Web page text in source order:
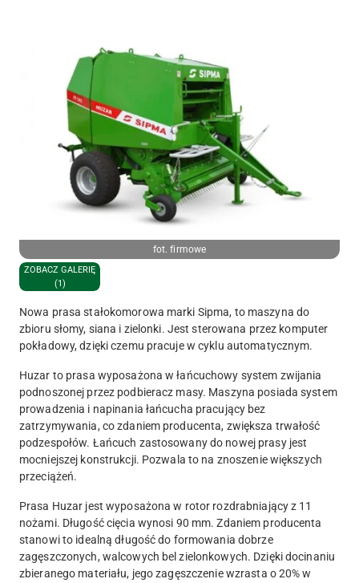
fot. firmowe
ZOBACZ GALERIĘ
(1)
Nowa prasa stałokomorowa marki Sipma, to maszyna do
zbioru słomy, siana i zielonki. Jest sterowana przez komputer
pokładowy, dzięki czemu pracuje w cyklu automatycznym.
Huzar to prasa wyposażona w łańcuchowy system zwijania
podnoszonej przez podbieracz masy. Maszyna posiada system
prowadzenia i napinania łańcucha pracujący bez
zatrzymywania, co zdaniem producenta, zwiększa trwałość
podzespołów. Łańcuch zastosowany do nowej prasy jest
mocniejszej konstrukcji. Pozwala to na znoszenie większych
przeciążeń.
Prasa Huzar jest wyposażona w rotor rozdrabniający z 11
nożami. Długość cięcia wynosi 90 mm. Zdaniem producenta
stanowi to idealną długość do formowania dobrze
zagęszczonych, walcowych bel zielonkowych. Dzięki docinaniu
zbieranego materiału, jego zagęszczenie wzrasta o 20% w